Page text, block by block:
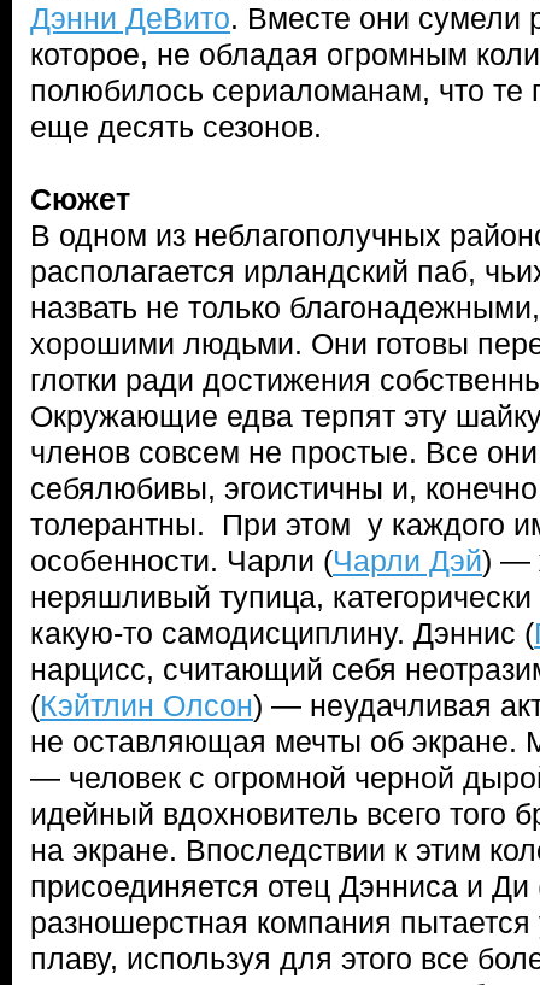
Дэнни ДеВито. Вместе они сумели
которое, не обладая огромным
полюбилось сериаломанам, что те
еще десять сезонов.
Сюжет
В одном из неблагополучных
располагается ирландский паб,
назвать не только
хорошими людьми. Они готовы
глотки ради достижения
Окружающие едва терпят эту
членов совсем не простые. Все
себялюбивы, эгоистичны и,
толерантны. При этом у каждого
особенности. Чарли (Чарли Дэй) —
неряшливый тупица,
какую-то самодисциплину. Дэннис (
нарцисс, считающий себя
(Кэйтлин Олсон) — неудачливая
не оставляющая мечты об экране.
— человек с огромной черной
идейный вдохновитель всего того
на экране. Впоследствии к этим
присоединяется отец Дэнниса и Ди
разношерстная компания
плаву, используя для этого все